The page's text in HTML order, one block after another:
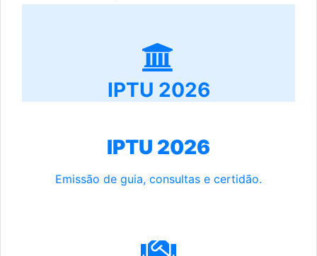
IPTU 2026
IPTU 2026
Emissão de guia, consultas e certidão.